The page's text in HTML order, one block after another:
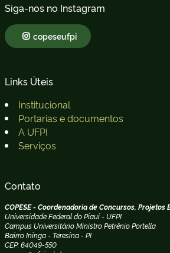
Siga-nos no Instagram
copeseufpi
Links Úteis
Institucional
Portarias e documentos
A UFPI
Serviços
Contato
COPESE - Coordenadoria de Concursos,
Universidade Federal do Piauí - UFPI
Campus Universitário Ministro Petrênio Portella
Bairro Ininga - Teresina - PI
CEP: 64049-550